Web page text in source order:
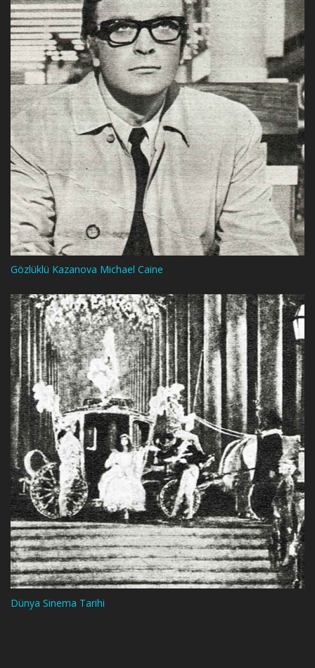
Gözlüklü Kazanova Michael Caine
Dünya Sinema Tarihi